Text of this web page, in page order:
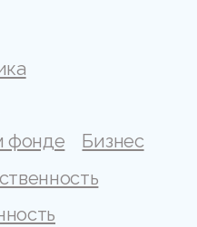
фонде
Бизнес